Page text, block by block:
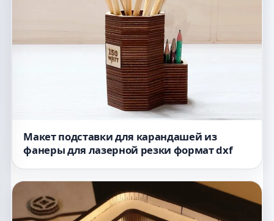
Макет подставки для карандашей из
фанеры для лазерной резки формат dxf